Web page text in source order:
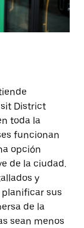
District
toda la
funcionan
opción
de la ciudad.
y
planificar sus
de la
sean menos